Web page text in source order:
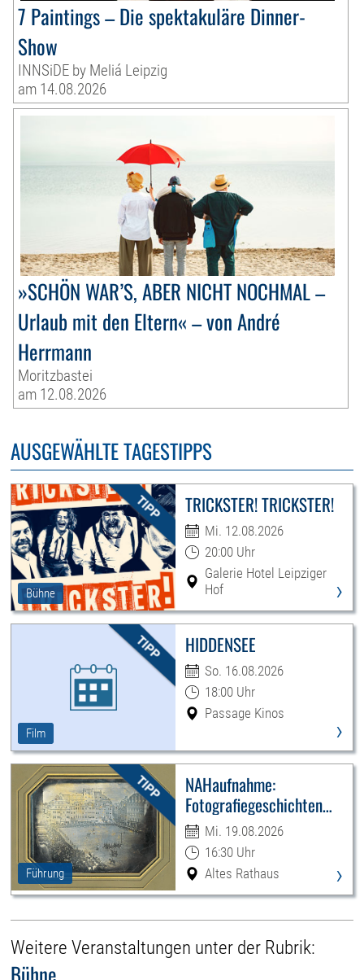
7 Paintings – Die spektakuläre Dinner-
Show
INNSiDE by Meliá Leipzig
am 14.08.2026
»SCHÖN WAR’S, ABER NICHT NOCHMAL –
Urlaub mit den Eltern« – von André
Herrmann
Moritzbastei
am 12.08.2026
AUSGEWÄHLTE TAGESTIPPS
Bühne
TRICKSTER! TRICKSTER!
Mi. 12.08.2026
20:00 Uhr
Galerie Hotel Leipziger
Hof
›
Film
HIDDENSEE
So. 16.08.2026
18:00 Uhr
Passage Kinos
›
Führung
NAHaufnahme:
Fotografiegeschichten
Leipzigs
Mi. 19.08.2026
16:30 Uhr
Altes Rathaus
›
Weitere Veranstaltungen unter der Rubrik: